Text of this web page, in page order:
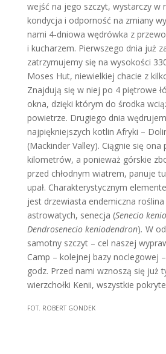
wejść na jego szczyt, wystarczy w
kondycja i odporność na zmiany
nami 4-dniowa wędrówka z
i kucharzem. Pierwszego dnia już
zatrzymujemy się na wysokości
Moses Hut, niewielkiej chacie z
Znajdują się w niej po 4 piętrowe
okna, dzięki którym do środka
powietrze. Drugiego dnia
najpiękniejszych kotlin Afryki –
(Mackinder Valley). Ciągnie się ona
kilometrów, a ponieważ górskie
przed chłodnym wiatrem, panuje
upał. Charakterystycznym
jest drzewiasta endemiczna
astrowatych, senecja (Senecio
Dendrosenecio keniodendron). W
samotny szczyt – cel naszej
Camp – kolejnej bazy noclegowej
godz. Przed nami wznoszą się już
wierzchołki Kenii, wszystkie
FOT. ROBERT GONDEK